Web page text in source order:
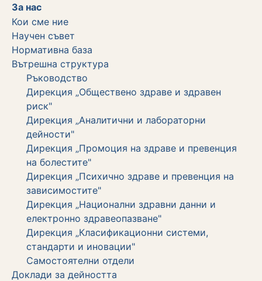
За нас
Кои сме ние
Научен съвет
Нормативна база
Вътрешна структура
Ръководство
Дирекция „Обществено здраве и здравен
риск"
Дирекция „Аналитични и лабораторни
дейности"
Дирекция „Промоция на здраве и превенция
на болестите"
Дирекция „Психично здраве и превенция на
зависимостите"
Дирекция „Национални здравни данни и
електронно здравеопазване"
Дирекция „Класификационни системи,
стандарти и иновации"
Самостоятелни отдели
Дoклади за дейността